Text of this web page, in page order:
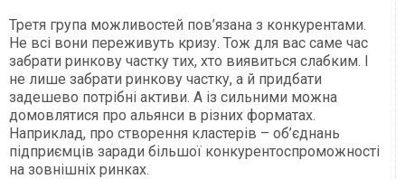
Третя група можливостей пов’язана з конкурентами.
Не всі вони переживуть кризу. Тож для вас саме час
забрати ринкову частку тих, хто виявиться слабким. І
не лише забрати ринкову частку, а й придбати
задешево потрібні активи. А із сильними можна
домовлятися про альянси в різних форматах.
Наприклад, про створення кластерів – об’єднань
підприємців заради більшої конкурентоспроможності
на зовнішніх ринках.